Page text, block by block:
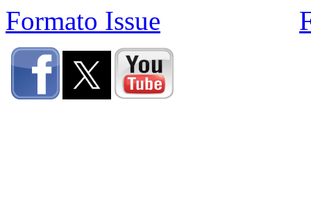
Formato Issue